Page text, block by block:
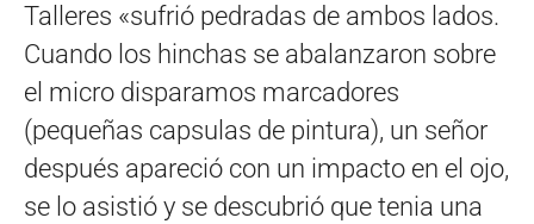
Talleres «sufrió pedradas de ambos lados.
Cuando los hinchas se abalanzaron sobre
el micro disparamos marcadores
(pequeñas capsulas de pintura), un señor
después apareció con un impacto en el ojo,
se lo asistió y se descubrió que tenia una